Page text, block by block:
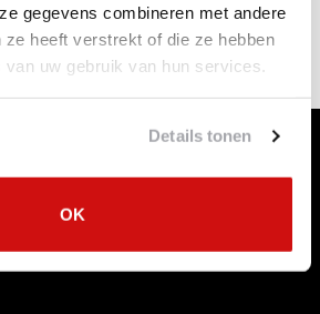
gegevens combineren met andere
ze heeft verstrekt of die ze hebben
uw gebruik van hun services.
Details tonen
OK